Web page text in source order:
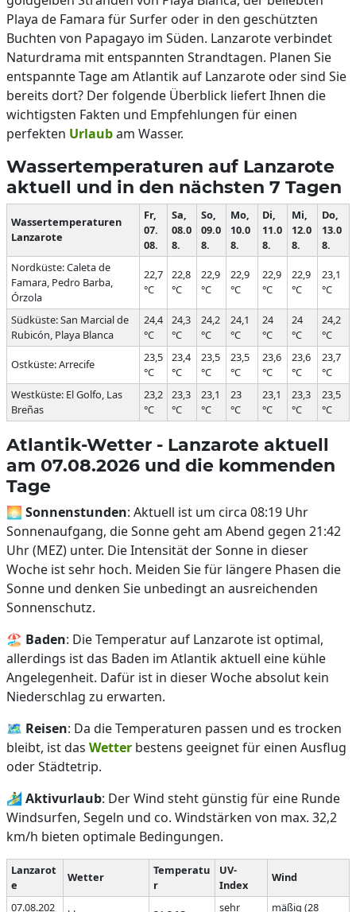
Playa de Famara für Surfer oder in den geschützten
Buchten von Papagayo im Süden. Lanzarote verbindet
Naturdrama mit entspannten Strandtagen. Planen Sie
entspannte Tage am Atlantik auf Lanzarote oder sind Sie
bereits dort? Der folgende Überblick liefert Ihnen die
wichtigsten Fakten und Empfehlungen für einen
perfekten Urlaubam Wasser.
Wassertemperaturen auf Lanzarote
aktuell und in den nächsten 7 Tagen
Wassertemperaturen
Lanzarote
Fr,
07.
08.
Sa,
08.0
8.
So,
09.0
8.
Mo,
10.0
8.
Di,
11.0
8.
Mi,
12.0
8.
Do,
13.0
8.
Nordküste: Caleta de
Famara, Pedro Barba,
Órzola
22,7
°C
22,8
°C
22,9
°C
22,9
°C
22,9
°C
22,9
°C
23,1
°C
Südküste: San Marcial de
Rubicón, Playa Blanca
24,4
°C
24,3
°C
24,2
°C
24,1
°C
24
°C
24
°C
24,2
°C
Ostküste: Arrecife
23,5
°C
23,4
°C
23,5
°C
23,5
°C
23,6
°C
23,6
°C
23,7
°C
Westküste: El Golfo, Las
Breñas
23,2
°C
23,3
°C
23,1
°C
23
°C
23,1
°C
23,3
°C
23,5
°C
Atlantik-Wetter - Lanzarote aktuell
am 07.08.2026 und die kommenden
Tage
🌅 Sonnenstunden: Aktuell ist um circa 08:19 Uhr
Sonnenaufgang, die Sonne geht am Abend gegen 21:42
Uhr (MEZ) unter. Die Intensität der Sonne in dieser
Woche ist sehr hoch. Meiden Sie für längere Phasen die
Sonne und denken Sie unbedingt an ausreichenden
Sonnenschutz.
🏖️ Baden: Die Temperatur auf Lanzarote ist optimal,
allerdings ist das Baden im Atlantik aktuell eine kühle
Angelegenheit. Dafür ist in dieser Woche absolut kein
Niederschlag zu erwarten.
🗺️ Reisen: Da die Temperaturen passen und es trocken
bleibt, ist das Wetter bestens geeignet für einen Ausflug
oder Städtetrip.
🏄‍♂️ Aktivurlaub: Der Wind steht günstig für eine Runde
Windsurfen, Segeln und co. Windstärken von max. 32,2
km/h bieten optimale Bedingungen.
Lanzarot
e
Wetter
Temperatu
r
UV-
Index
Wind
07.08.202 sehr mäßig (28